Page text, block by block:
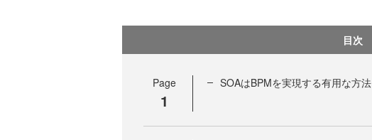
目次
Page
1
SOAはBPMを実現する有用な方法